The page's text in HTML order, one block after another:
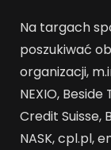
Na targach
poszukiwać
organizacji,
NEXIO,
Credit Suisse,
NASK, cpl.pl,